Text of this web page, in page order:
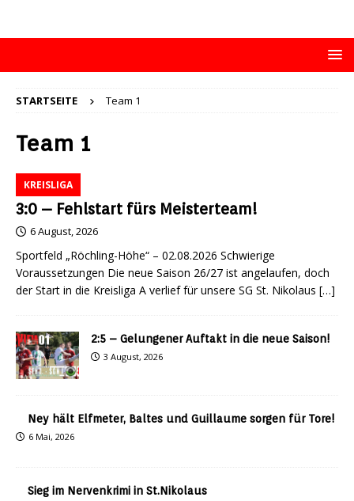
STARTSEITE Team 1
Team 1
KREISLIGA
3:0 – Fehlstart fürs Meisterteam!
6 August, 2026
Sportfeld „Röchling-Höhe“ – 02.08.2026 Schwierige
Voraussetzungen Die neue Saison 26/27 ist angelaufen, doch
der Start in die Kreisliga A verlief für unsere SG St. Nikolaus […]
2:5 – Gelungener Auftakt in die neue Saison!
3 August, 2026
Ney hält Elfmeter, Baltes und Guillaume sorgen für Tore!
6 Mai, 2026
Sieg im Nervenkrimi in St.Nikolaus